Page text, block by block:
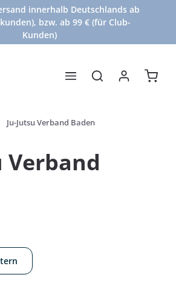
innerhalb Deutschlands ab
bzw. ab 99 € (für Club-
Kunden)
Ju-Jutsu Verband Baden
Verband